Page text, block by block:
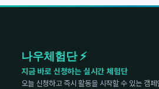
나우체험단 ⚡
지금 바로 신청하는 실시간 체험단
오늘 신청하고 즉시 활동을 시작할 수 있는 캠